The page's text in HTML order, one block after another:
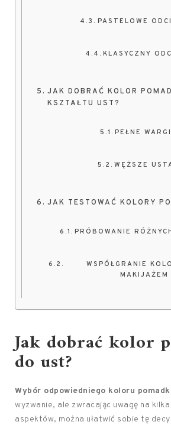
PASTELOWE
KLASYCZNY
JAK DOBRAĆ KOLOR
KSZTAŁTU UST?
PEŁNE WARGI
WĘŻSZE
JAK TESTOWAĆ KOLORY
PRÓBOWANIE
WSPÓŁGRANIE
MAKIJAŻEM
Jak dobrać kolor
do ust?
Wybór odpowiedniego koloru
wyzwanie, ale zwracając uwagę na
aspektów, można ułatwić sobie tę